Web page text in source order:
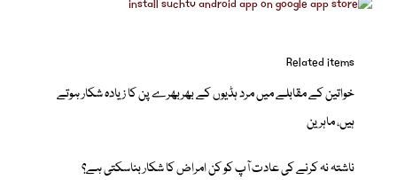
Related items
خواتین کے مقابلے میں مرد ہڈیوں کے بھربھرے پن کا زیادہ شکار ہوتے
ہیں، ماہرین
ناشتہ نہ کرنے کی عادت آپ کو کن امراض کا شکار بناسکتی ہے؟